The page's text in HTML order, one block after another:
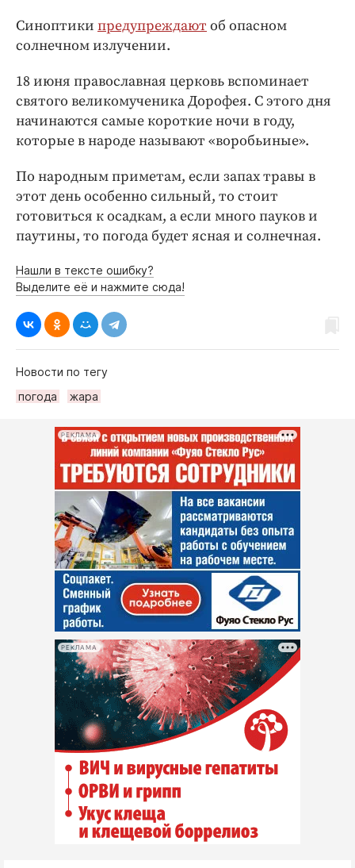
Синоптики предупреждают об опасном
солнечном излучении.
18 июня православная церковь вспоминает
святого великомученика Дорофея. С этого дня
начинаются самые короткие ночи в году,
которые в народе называют «воробьиные».
По народным приметам, если запах травы в
этот день особенно сильный, то стоит
готовиться к осадкам, а если много пауков и
паутины, то погода будет ясная и солнечная.
Нашли в тексте ошибку?
Выделите её и нажмите сюда!
Новости по тегу
погода
жара
РЕКЛАМА
РЕКЛАМА